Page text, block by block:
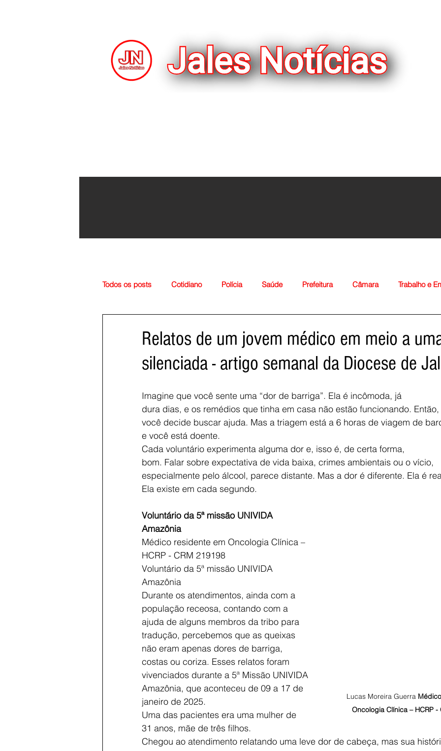
Voltar
Todos os posts Cotidiano Polícia Saúde Prefeitura Câmara Trabalho e
Relatos de um jovem médico em meio a
silenciada - artigo semanal da Diocese de
Imagine que você sente uma “dor de barriga”. Ela é incômoda, já
dura dias, e os remédios que tinha em casa não estão funcionando. Então,
você decide buscar ajuda. Mas a triagem está a 6 horas de viagem de
e você está doente.
Cada voluntário experimenta alguma dor e, isso é, de certa forma,
bom. Falar sobre expectativa de vida baixa, crimes ambientais ou o vício,
especialmente pelo álcool, parece distante. Mas a dor é diferente. Ela é
Ela existe em cada segundo.
Lucas Moreira Guerra
Oncologia Clínica – HCRP -
Voluntário da 5ª missão UNIVIDA
Amazônia
Médico residente em Oncologia Clínica –
HCRP - CRM 219198
Voluntário da 5ª missão UNIVIDA
Amazônia
Durante os atendimentos, ainda com a
população receosa, contando com a
ajuda de alguns membros da tribo para
tradução, percebemos que as queixas
não eram apenas dores de barriga,
costas ou coriza. Esses relatos foram
vivenciados durante a 5ª Missão UNIVIDA
Amazônia, que aconteceu de 09 a 17 de
janeiro de 2025.
Uma das pacientes era uma mulher de
31 anos, mãe de três filhos.
Chegou ao atendimento relatando uma leve dor de cabeça, mas sua